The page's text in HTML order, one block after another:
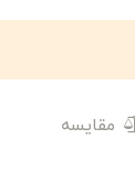
مقایسه